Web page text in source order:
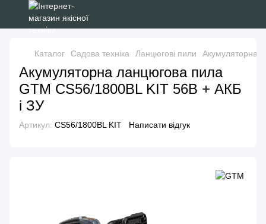
Каталог Садова техніка Ланцюгові пили Акумуляторна
Акумуляторна ланцюгова пила
GTM CS56/1800BL KIT 56В + АКБ
і ЗУ
Артикул: CS56/1800BL KIT Написати відгук